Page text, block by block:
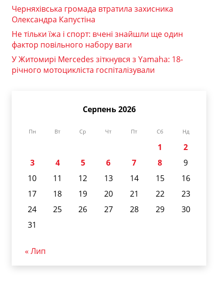
Черняхівська громада втратила захисника
Олександра Капустіна
Не тільки їжа і спорт: вчені знайшли ще один
фактор повільного набору ваги
У Житомирі Mercedes зіткнувся з Yamaha: 18-
річного мотоцикліста госпіталізували
Серпень 2026
Пн Вт Ср Чт Пт Сб Нд
1
2
3
4 5 6 7 8
9
10
11 12 13 14 15
16
17
18 19 20 21 22
23
24
25 26 27 28 29
30
31
« Лип